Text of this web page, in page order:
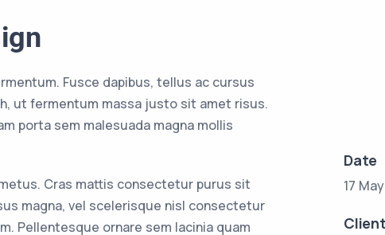
Fusce dapibus, tellus ac cursus
ut fermentum massa justo sit amet risus.
porta sem malesuada magna mollis
Cras mattis consectetur purus sit
magna, vel scelerisque nisl consectetur
Pellentesque ornare sem lacinia quam
Date
17